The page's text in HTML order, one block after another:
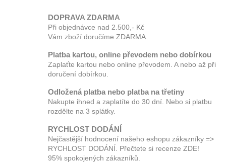
DOPRAVA ZDARMA
Při objednávce nad 2.500,- Kč
Vám zboží doručíme ZDARMA.
Platba kartou, online převodem nebo dobírkou
Zaplaťte kartou nebo online převodem. A nebo až při
doručení dobírkou.
Odložená platba nebo platba na třetiny
Nakupte ihned a zaplatíte do 30 dní. Nebo si platbu
rozdělte na 3 splátky.
RYCHLOST DODÁNÍ
Nejčastější hodnocení našeho eshopu zákazníky =>
RYCHLOST DODÁNÍ. Přečtete si recenze ZDE!
95% spokojených zákazníků.